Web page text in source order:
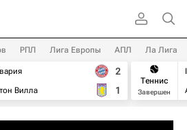
РПЛ Лига Европы АПЛ Ла Лига
Вилла
2
1
Теннис
Завершен